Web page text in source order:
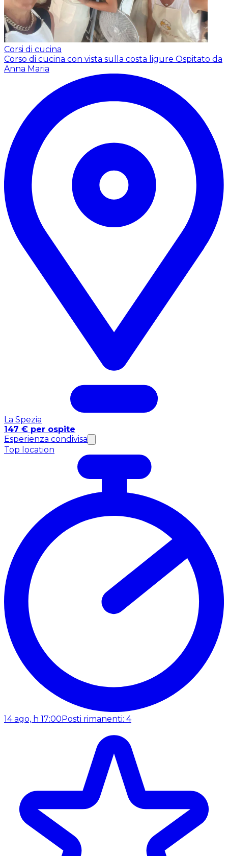
Corsi di cucina
Corso di cucina con vista sulla costa ligure Ospitato da
Anna Maria
La Spezia
147 € per ospite
Esperienza condivisa
Top location
14 ago, h 17:00 Posti rimanenti: 4